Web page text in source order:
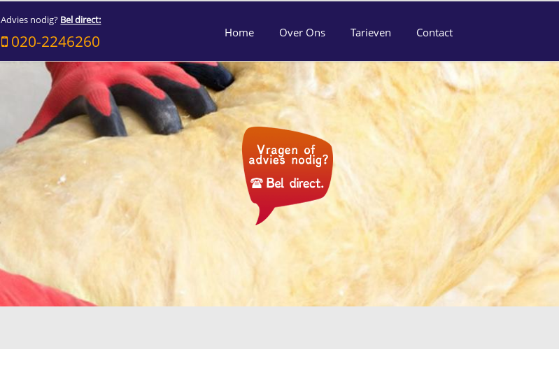
Advies nodig? Bel direct:
020-2246260 Home Over Ons Tarieven Contact